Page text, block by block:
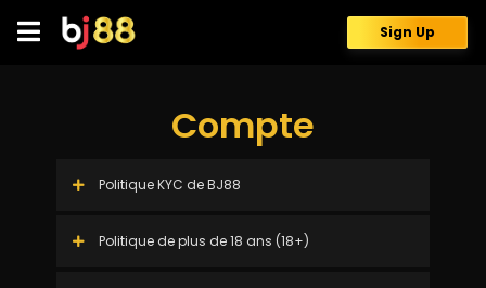
content
Sign Up
Compte
Politique KYC de BJ88
Politique de plus de 18 ans (18+)